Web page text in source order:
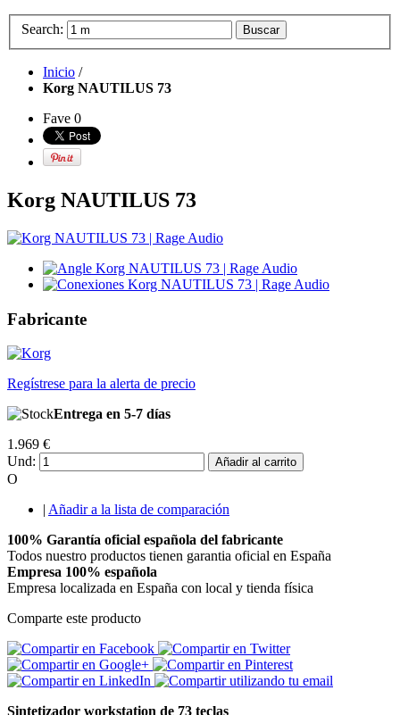
Search: Buscar
Inicio /
Korg NAUTILUS 73
Fave 0
Korg NAUTILUS 73
Fabricante
Regístrese para la alerta de precio
Entrega en 5-7 días
1.969 €
Und:
Añadir al carrito
O
| Añadir a la lista de comparación
100% Garantía oficial española del fabricante
Todos nuestro productos tienen garantia oficial en España
Empresa 100% española
Empresa localizada en España con local y tienda física
Comparte este producto
Sintetizador workstation de 73 teclas